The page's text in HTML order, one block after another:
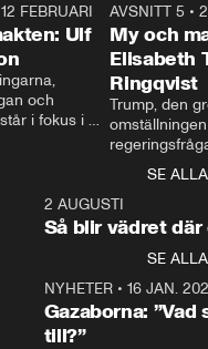
27:30
12 FEBRUARI
Ulf
och
i fokus i
Kristersson
AVSNITT 5 •
My och
Elisabeth
Ringqvist
Trump, den
centrum i
avsnittet av
Makten”. Se
Aftonbladets
Rohwedder
Thand Ring
SE ALLA
2 AUGUSTI
Så blir vädret där
SE ALLA
NYHETER• 16 JAN.
Gazaborna:
till?”